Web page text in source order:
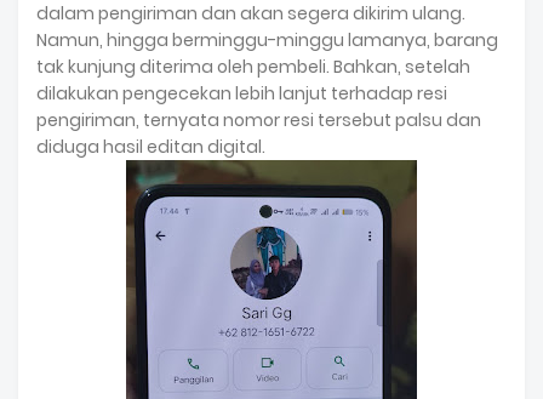
dalam pengiriman dan akan segera dikirim ulang.
Namun, hingga berminggu-minggu lamanya, barang
tak kunjung diterima oleh pembeli. Bahkan, setelah
dilakukan pengecekan lebih lanjut terhadap resi
pengiriman, ternyata nomor resi tersebut palsu dan
diduga hasil editan digital.